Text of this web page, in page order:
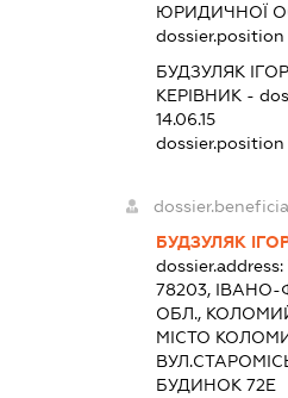
ЮРИДИЧНОЇ
dossier.position
БУДЗУЛЯК
КЕРІВНИК -
14.06.15
dossier.position
БУДЗУЛЯК
dossier.address:
78203,
ОБЛ.,
МІСТО
БУДИНОК 72Е